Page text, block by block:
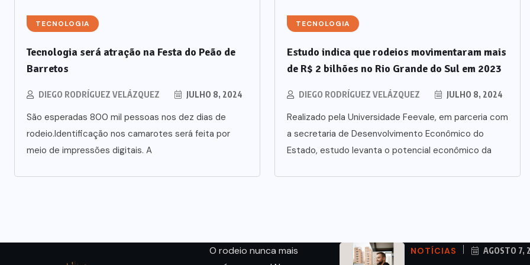
TECNOLOGIA
Tecnologia será atração na Festa do Peão de
Barretos
DIEGO RODRÍGUEZ VELÁZQUEZ JULHO 8, 2024
São esperadas 800 mil pessoas nos dez dias de
rodeio.Identificação nos camarotes será feita por
meio de impressões digitais. A
TECNOLOGIA
Estudo indica que rodeios movimentaram mais
de R$ 2 bilhões no Rio Grande do Sul em 2023
DIEGO RODRÍGUEZ VELÁZQUEZ JULHO 8, 2024
Realizado pela Universidade Feevale, em parceria com
a secretaria de Desenvolvimento Econômico do
Estado, estudo levanta o potencial econômico da
O rodeio nunca mais
NOTÍCIAS AGOSTO 7,